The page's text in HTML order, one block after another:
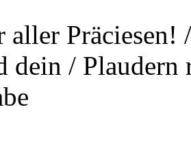
aller
dein /